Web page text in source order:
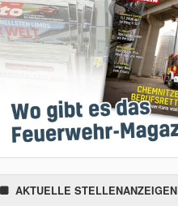
AKTUELLE STELLENANZEIGEN